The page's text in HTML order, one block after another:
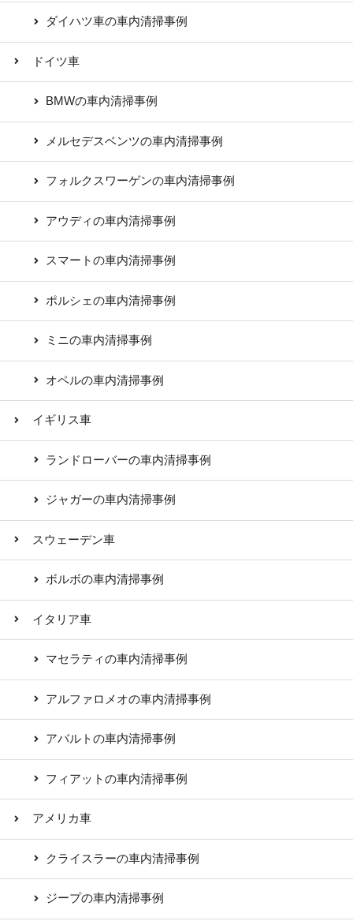
ダイハツ車の車内清掃事例
ドイツ車
BMWの車内清掃事例
メルセデスベンツの車内清掃事例
フォルクスワーゲンの車内清掃事例
アウディの車内清掃事例
スマートの車内清掃事例
ポルシェの車内清掃事例
ミニの車内清掃事例
オペルの車内清掃事例
イギリス車
ランドローバーの車内清掃事例
ジャガーの車内清掃事例
スウェーデン車
ボルボの車内清掃事例
イタリア車
マセラティの車内清掃事例
アルファロメオの車内清掃事例
アバルトの車内清掃事例
フィアットの車内清掃事例
アメリカ車
クライスラーの車内清掃事例
ジープの車内清掃事例